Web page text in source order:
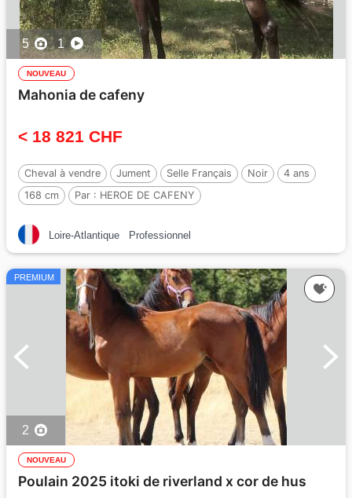
5 1
NOUVEAU
Mahonia de cafeny
< 18 821 CHF
Cheval à vendre Jument Selle Français Noir
4 ans
168 cm
Par : HEROE DE CAFENY
Loire-Atlantique Professionnel
PREMIUM
2
NOUVEAU
Poulain 2025 itoki de riverland x cor de hus